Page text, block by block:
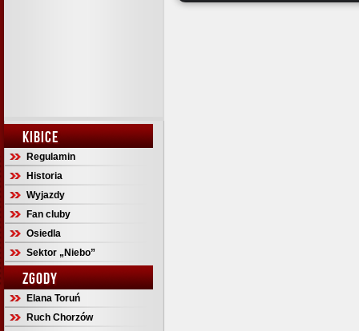
KIBICE
Regulamin
Historia
Wyjazdy
Fan cluby
Osiedla
Sektor „Niebo”
ZGODY
Elana Toruń
Ruch Chorzów